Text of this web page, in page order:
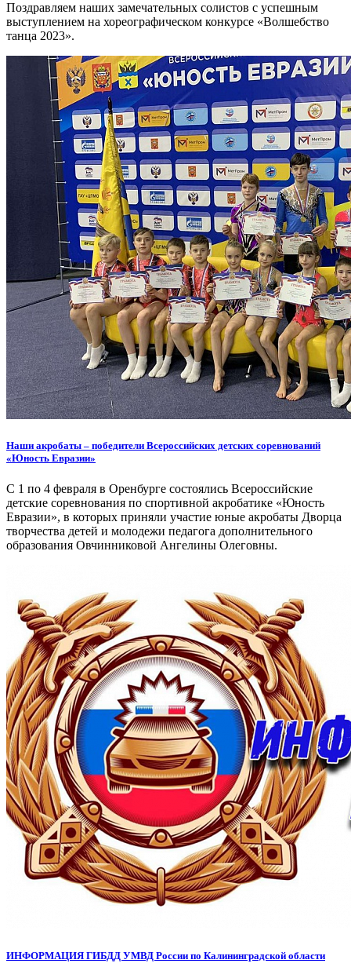
Поздравляем наших замечательных солистов с успешным
выступлением на хореографическом конкурсе «Волшебство
танца 2023».
Наши акробаты – победители Всероссийских детских соревнований
«Юность Евразии»
С 1 по 4 февраля в Оренбурге состоялись Всероссийские
детские соревнования по спортивной акробатике «Юность
Евразии», в которых приняли участие юные акробаты Дворца
творчества детей и молодежи педагога дополнительного
образования Овчинниковой Ангелины Олеговны.
ИНФОРМАЦИЯ ГИБДД УМВД России по Калининградской области